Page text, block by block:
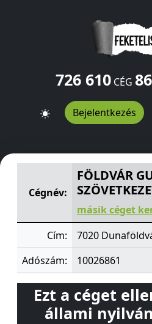
726 610CÉG
Bejelentkezés
FÖLDVÁR GUMIIPARI
Cégnév:
FÖLDVÁR
másik céget
Cím:
7020
Adószám:
10026861
Ezt a céget
állami